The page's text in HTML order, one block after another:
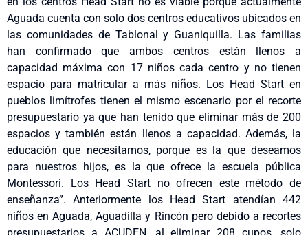
Aguada cuenta con solo dos centros educativos ubicados en
las comunidades de Tablonal y Guaniquilla. Las familias
han confirmado que ambos centros están llenos a
capacidad máxima con 17 niños cada centro y no tienen
espacio para matricular a más niños. Los Head Start en
pueblos limítrofes tienen el mismo escenario por el recorte
presupuestario ya que han tenido que eliminar más de 200
espacios y también están llenos a capacidad. Además, la
educación que necesitamos, porque es la que deseamos
para nuestros hijos, es la que ofrece la escuela pública
Montessori. Los Head Start no ofrecen este método de
enseñanza”. Anteriormente los Head Start atendían 442
niños en Aguada, Aguadilla y Rincón pero debido a recortes